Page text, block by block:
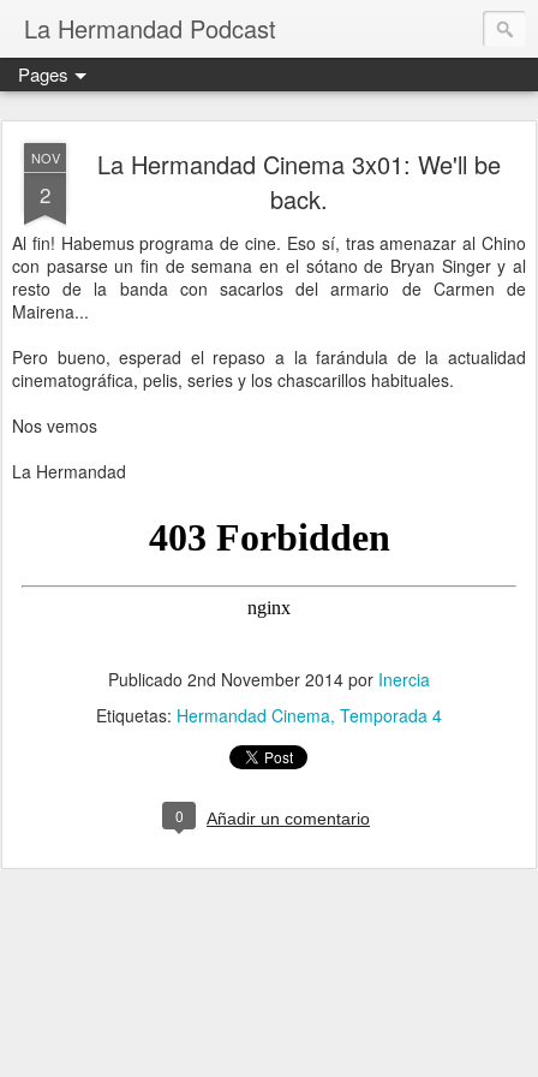
La Hermandad Podcast
Pages
NOV
2
La Hermandad Cinema 3x01: We'll be
back.
Al fin! Habemus programa de cine. Eso sí, tras amenazar al Chino
con pasarse un fin de semana en el sótano de Bryan Singer y al
resto de la banda con sacarlosdel armario de Carmen de
Mairena...
Pero bueno, esperad el repaso a la farándula de la actualidad
cinematográfica, pelis, series y los chascarillos habituales.
Nos vemos
La Hermandad
Publicado 2nd November 2014 por Inercia
Etiquetas: Hermandad Cinema Temporada 4
0 Añadir un comentario